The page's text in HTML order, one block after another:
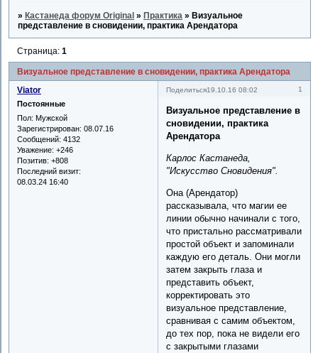
» Кастанеда форум Original » Практика » Визуальное
представление в сновидении, практика Арендатора
Визуальное представление в сновидении, практика Арендатора
Страница:1
Поделиться 1
19.10.16 08:02
Viator
Постоянные
Пол: Мужской
Зарегистрирован: 08.07.16
Сообщений: 4132
Уважение: +246
Позитив: +808
Последний визит:
08.03.24 16:40
Визуальное представление в
сновидении, практика
Арендатора
Карлос Кастанеда,
"Искусство Сновидения".
Она (Арендатор)
рассказывала, что магии ее
линии обычно начинали с того,
что пристально рассматривали
простой объект и запоминали
каждую его деталь. Они могли
затем закрыть глаза и
представить объект,
корректировать это
визуальное представление,
сравнивая с самим объектом,
до тех пор, пока не видели его
с закрытыми глазами